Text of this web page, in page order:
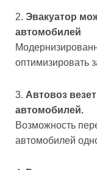
Эвакуатор
автомобилей
оптимизировать
Автовоз
автомобилей.
Возможность
автомобилей